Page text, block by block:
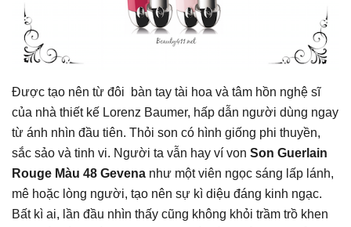
Được tạo nên từ đôi bàn tay tài hoa và tâm hồn nghệ sĩ
của nhà thiết kế Lorenz Baumer, hấp dẫn người dùng ngay
từ ánh nhìn đầu tiên. Thỏi son có hình giống phi thuyền,
sắc sảo và tinh vi. Người ta vẫn hay ví von Son Guerlain
Rouge Màu 48 Gevena như một viên ngọc sáng lấp lánh,
mê hoặc lòng người, tạo nên sự kì diệu đáng kinh ngạc.
Bất kì ai, lần đầu nhìn thấy cũng không khỏi trầm trồ khen